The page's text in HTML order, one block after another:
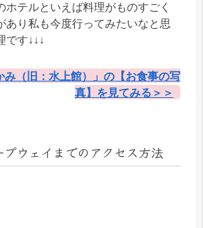
ホテルといえば料理がものすごく
あり私も今度行ってみたいなと思
です↓↓↓
み（旧：水上館）」の【お食事の写
真】を見てみる＞＞
ウェイまでのアクセス方法